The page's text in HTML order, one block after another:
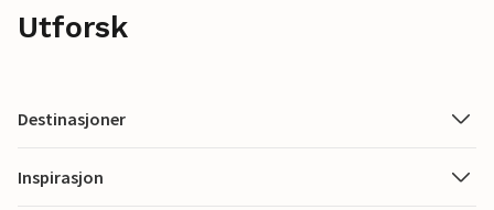
Utforsk
Destinasjoner
Inspirasjon